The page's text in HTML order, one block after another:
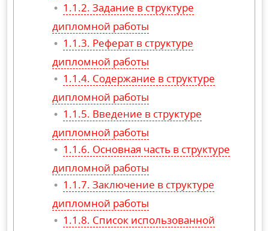
Задание в структуре
дипломной работы
Реферат в структуре
дипломной работы
Содержание в структуре
дипломной работы
Введение в структуре
дипломной работы
Основная часть в структуре
дипломной работы
Заключение в структуре
дипломной работы
Список использованной